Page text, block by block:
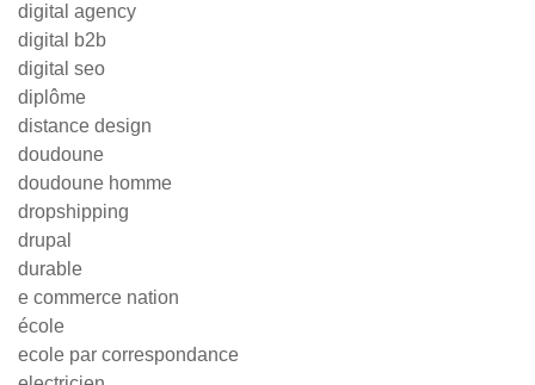
digital agency
digital b2b
digital seo
diplôme
distance design
doudoune
doudoune homme
dropshipping
drupal
durable
e commerce nation
école
ecole par correspondance